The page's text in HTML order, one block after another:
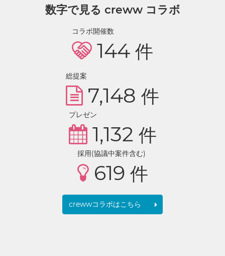
数字で見る creww コラボ
コラボ開催数
144 件
総提案
7,148 件
プレゼン
1,132 件
採用(協議中案件含む)
619 件
crewwコラボはこちら